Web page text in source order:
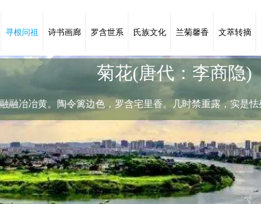
寻根问祖 诗书画廊 罗含世系 氏族文化 兰菊馨香 文萃转摘
菊花(唐代：李商隐)
融冶冶黄。陶令篱边色，罗含宅里香。几时禁重露，实是
菊
暗暗淡淡紫，融融冶冶黄。陶令篱边色，罗
陶令篱边色